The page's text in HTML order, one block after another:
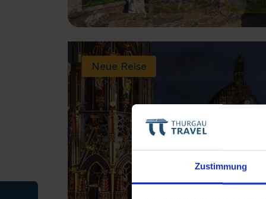
Zustimmung
Neue Reise